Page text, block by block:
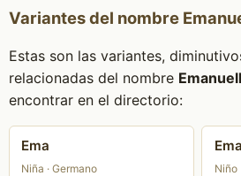
Variantes del nombre
Estas son las variantes,
relacionadas del nombre
encontrar en el directorio:
Ema
Niña · Germano Niño